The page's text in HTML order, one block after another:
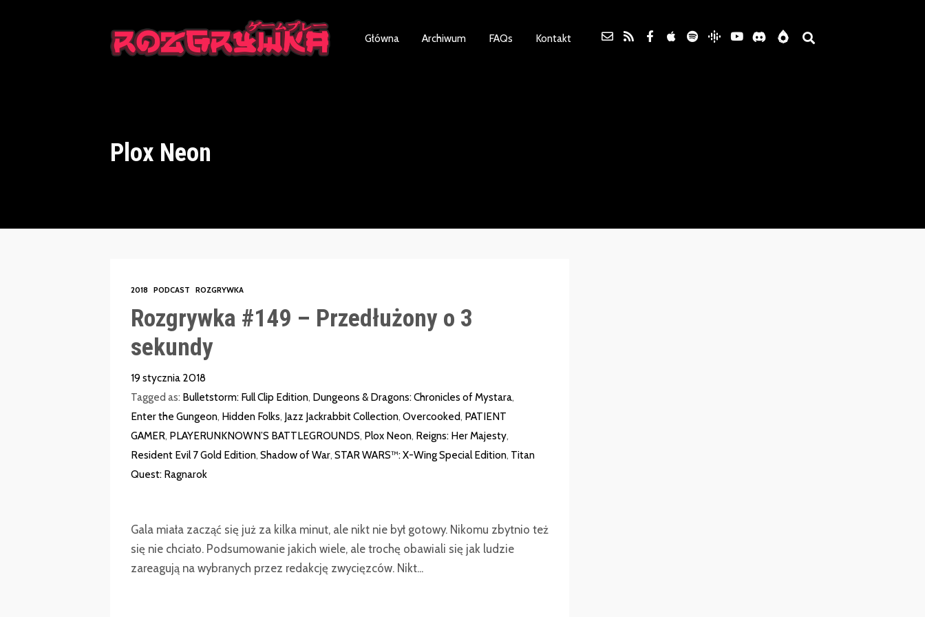
Główna Archiwum FAQs Kontakt
Plox Neon
2018 PODCAST ROZGRYWKA
Rozgrywka #149 – Przedłużony o 3
sekundy
19 stycznia 2018
Tagged as: Bulletstorm: Full Clip Edition, Dungeons & Dragons: Chronicles of Mystara,
Enter the Gungeon, Hidden Folks, Jazz Jackrabbit Collection, Overcooked, PATIENT
GAMER, PLAYERUNKNOWN’S BATTLEGROUNDS, Plox Neon, Reigns: Her Majesty,
Resident Evil 7 Gold Edition, Shadow of War, STAR WARS™: X-Wing Special Edition, Titan
Quest: Ragnarok
Gala miała zacząć się już za kilka minut, ale nikt nie był gotowy. Nikomu zbytnio też
się nie chciało. Podsumowanie jakich wiele, ale trochę obawiali się jak ludzie
zareagują na wybranych przez redakcję zwycięzców. Nikt...